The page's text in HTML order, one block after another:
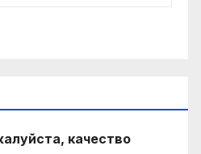
качество